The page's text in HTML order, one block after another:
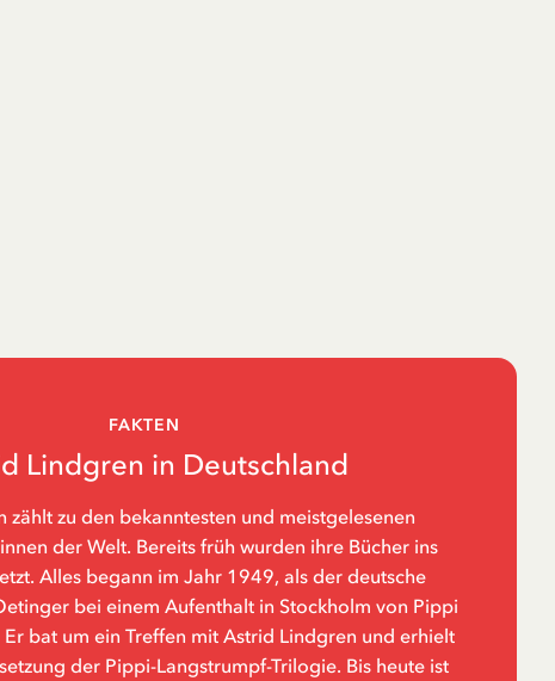
FAKTEN
Lindgren in Deutschland
zählt zu den bekanntesten und meistgelesenen
der Welt. Bereits früh wurden ihre Bücher ins
Alles begann im Jahr 1949, als der deutsche
bei einem Aufenthalt in Stockholm von Pippi
bat um ein Treffen mit Astrid Lindgren und erhielt
der Pippi-Langstrumpf-Trilogie. Bis heute ist